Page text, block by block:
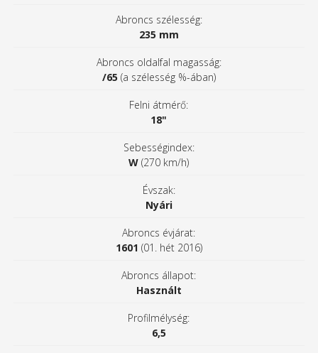
Abroncs szélesség:
235 mm
Abroncs oldalfal magasság:
/65 (a szélesség %-ában)
Felni átmérő:
18"
Sebességindex:
W(270 km/h)
Évszak:
Nyári
Abroncs évjárat:
1601 (01. hét 2016)
Abroncs állapot:
Használt
Profilmélység:
6,5